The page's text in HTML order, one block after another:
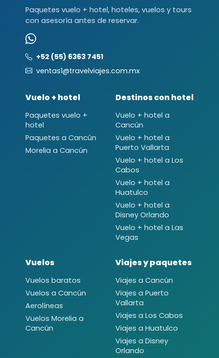
Paquetes vuelo + hotel, hoteles, vuelos y tours
con asesoría antes de reservar.
+52 (55) 6363 7451
ventas1@travelviajes.com.mx
Vuelo + hotel
Paquetes vuelo +
hotel
Paquetes a Cancún
Morelia a Cancún
Destinos con hotel
Vuelo + hotel a
Cancún
Vuelo + hotel a
Puerto Vallarta
Vuelo + hotel a Los
Cabos
Vuelo + hotel a
Huatulco
Vuelo + hotel a
Disney Orlando
Vuelo + hotel a Las
Vegas
Vuelos
Vuelos baratos
Vuelos a Cancún
Aerolíneas
Vuelos Morelia a
Cancún
Viajes y paquetes
Viajes a Cancún
Viajes a Puerto
Vallarta
Viajes a Los Cabos
Viajes a Huatulco
Viajes a Disney
Orlando